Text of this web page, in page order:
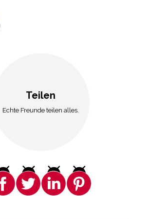
Teilen
Echte Freunde teilen alles.